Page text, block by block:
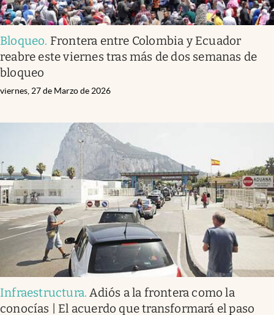
Bloqueo. Frontera entre Colombia y Ecuador
reabre este viernes tras más de dos semanas de
bloqueo
viernes, 27 de Marzo de 2026
Infraestructura.Adiós a la frontera como la
conocías | El acuerdo que transformará el paso